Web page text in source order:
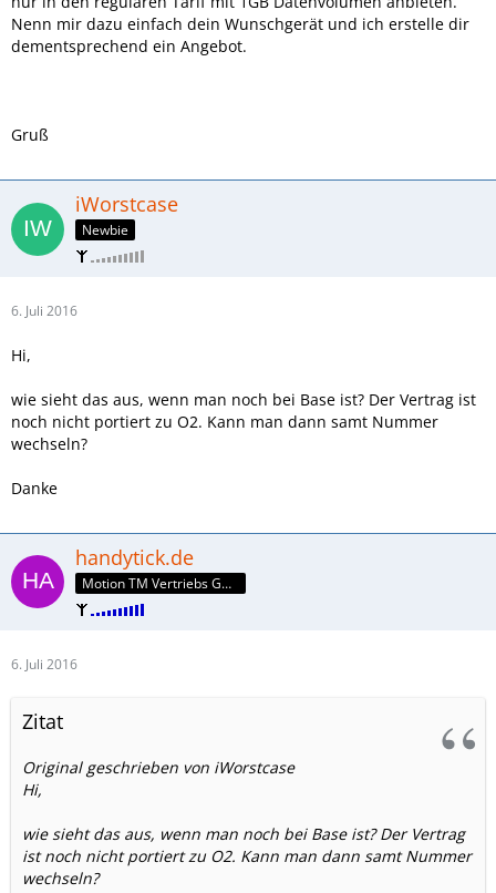
Nenn mir dazu einfach dein Wunschgerät und ich erstelle dir
dementsprechend ein Angebot.
Gruß
iWorstcase
Newbie
6. Juli 2016
Hi,
wie sieht das aus, wenn man noch bei Base ist? Der Vertrag ist
noch nicht portiert zu O2. Kann man dann samt Nummer
wechseln?
Danke
handytick.de
Motion TM Vertriebs GmbH
6. Juli 2016
Zitat
Original geschrieben von iWorstcase
Hi,
wie sieht das aus, wenn man noch bei Base ist? Der Vertrag
ist noch nicht portiert zu O2. Kann man dann samt Nummer
wechseln?